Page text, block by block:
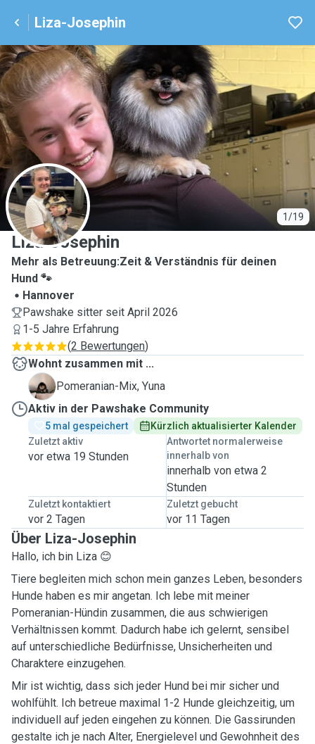
Liza-Josephin
1/19
L
Liza-Josephin
Mehr als Betreuung:Zeit & Verständnis für deinen
Hund 🐾
Hannover
Pawshake sitter seit April 2026
1-5 Jahre Erfahrung
(2 Bewertungen)
Wohnt zusammen mit ...
Y
Pomeranian-Mix, Yuna
Aktiv in der Pawshake Community
5 mal gespeichert
Kürzlich aktualisierter Kalender
Zuletzt aktiv
vor etwa 19 Stunden
Antwortet normalerweise
innerhalb von
innerhalb von etwa 2
Stunden
Zuletzt kontaktiert
vor 2 Tagen
Zuletzt gebucht
vor 11 Tagen
Über Liza-Josephin
Hallo, ich bin Liza 😊
Tiere begleiten mich schon mein ganzes Leben, besonders
Hunde haben es mir angetan. Ich lebe mit meiner
Pomeranian-Hündin zusammen, die aus schwierigen
Verhältnissen kommt. Dadurch habe ich gelernt, sensibel
auf unterschiedliche Bedürfnisse, Unsicherheiten und
Charaktere einzugehen.
Mir ist wichtig, dass sich jeder Hund bei mir sicher und
wohlfühlt. Ich betreue maximal 1-2 Hunde gleichzeitig, um
individuell auf jeden eingehen zu können. Die Gassirunden
gestalte ich je nach Alter, Energielevel und Gewohnheit des